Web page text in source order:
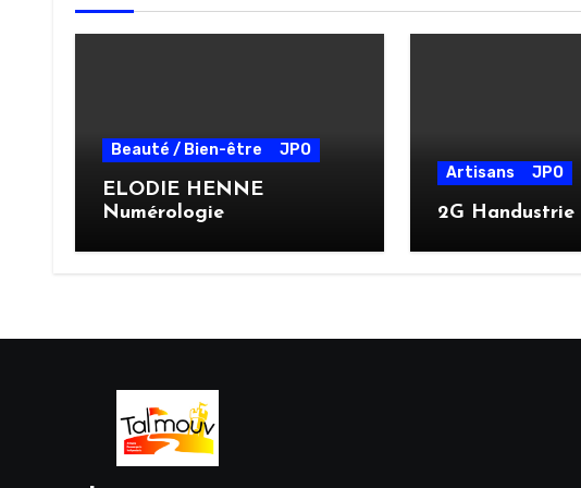
Beauté / Bien-être JPO
ELODIE HENNE
Numérologie
Artisans JPO
2G Handustrie